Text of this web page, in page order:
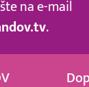
na e-mail
.